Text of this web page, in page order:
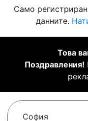
Само
данните.
Това
Поздравления!
София